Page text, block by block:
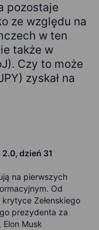
pozostaje
ze względu na
w ten
także w
Czy to może
zyskał na
dzień 31
na pierwszych
Od
Zełenskiego
prezydenta za
Musk